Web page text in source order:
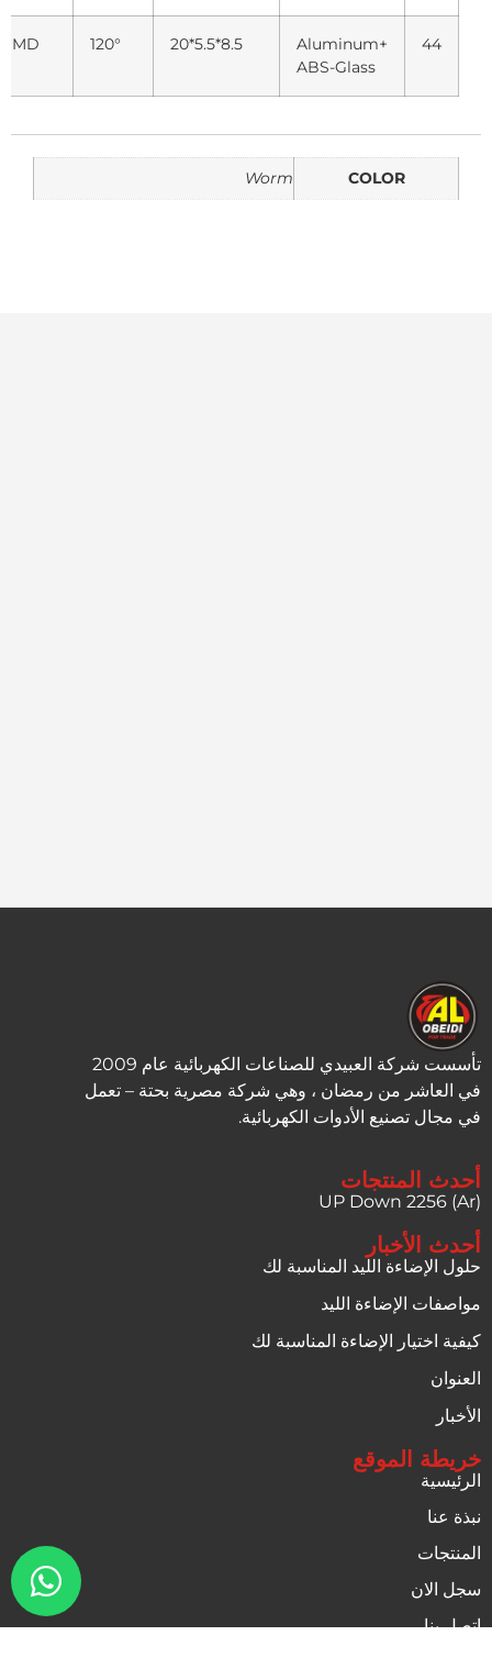
SMD 120° 20*5.5*8.5
Aluminum+
ABS-Glass
44
COLOR
Worm
تأسست شركة العبيدي للصناعات الكهربائية عام 2009
في العاشر من رمضان ، وهي شركة مصرية بحتة – تعمل
في مجال تصنيع الأدوات الكهربائية.
أحدث المنتجات
UP Down 2256 (Ar)
أحدث الأخبار
حلول الإضاءة الليد المناسبة لك
مواصفات الإضاءة الليد
كيفية اختيار الإضاءة المناسبة لك
العنوان
الأخبار
خريطة الموقع
الرئيسية
نبذة عنا
المنتجات
سجل الان
اتصل بنا